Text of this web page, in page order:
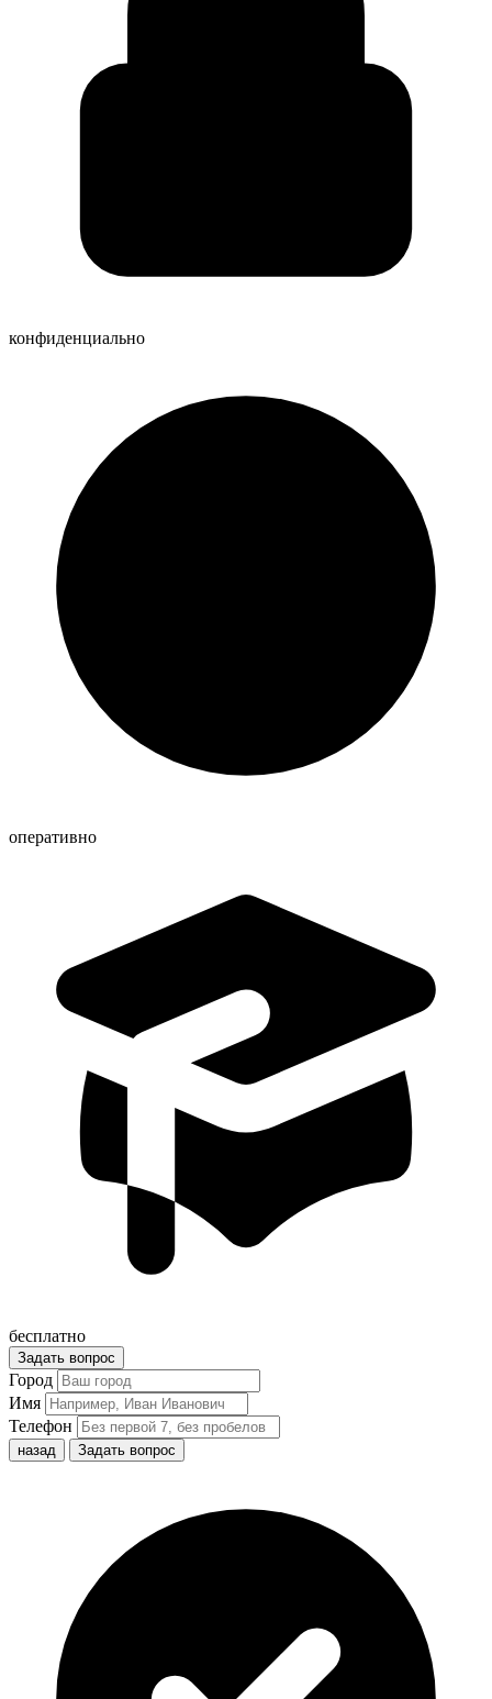
конфиденциально
оперативно
бесплатно
Задать вопрос
Город
Имя
Телефон
назад Задать вопрос